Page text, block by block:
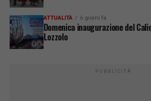
ATTUALITÀ 6 giorni fa
Domenica inaugurazione del
Lozzolo
PUBBLICITÀ